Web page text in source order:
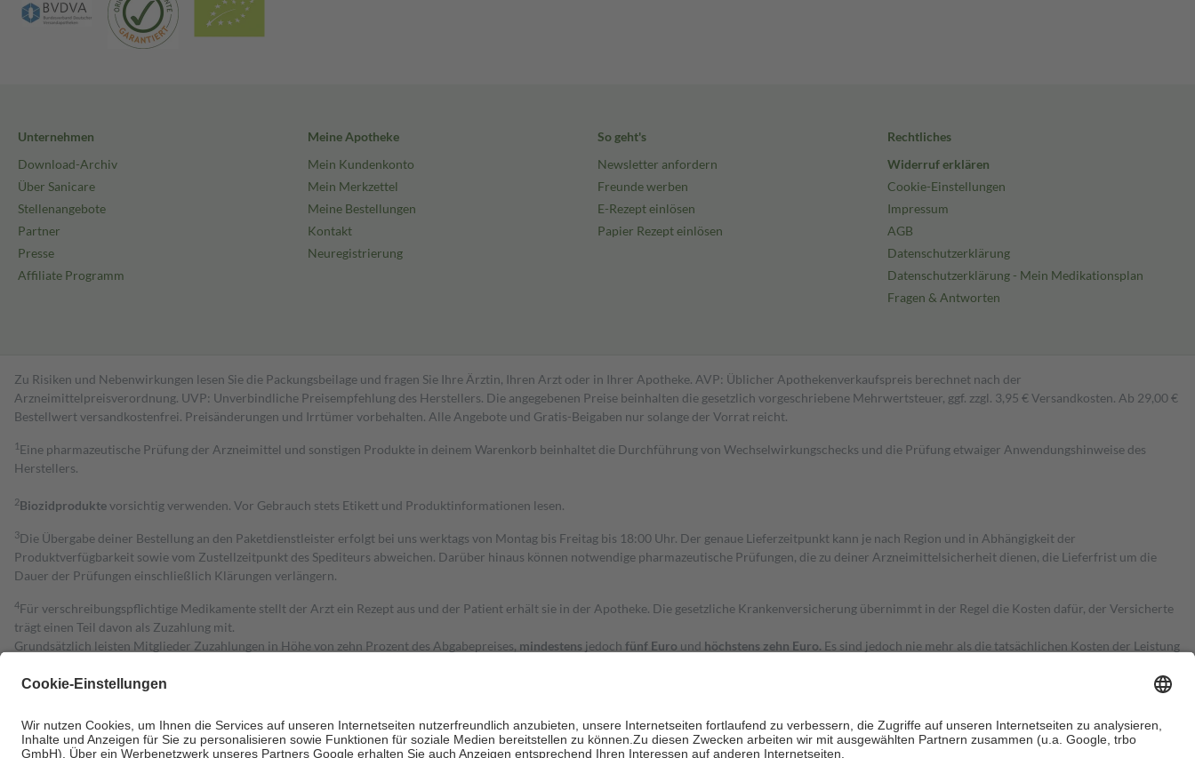
Unternehmen
Download-Archiv
Über Sanicare
Stellenangebote
Partner
Presse
Affiliate Programm
Meine Apotheke
Mein Kundenkonto
Mein Merkzettel
Meine Bestellungen
Kontakt
Neuregistrierung
So geht's
Newsletter anfordern
Freunde werben
E-Rezept einlösen
Papier Rezept einlösen
Rechtliches
Widerruf erklären
Cookie-Einstellungen
Impressum
AGB
Datenschutzerklärung
Datenschutzerklärung - Mein Medikationsplan
Fragen & Antworten
Zu Risiken und Nebenwirkungen lesen Sie die Packungsbeilage und fragen Sie Ihre Ärztin, Ihren Arzt oder in Ihrer Apotheke. AVP: Üblicher Apothekenverkaufspreis berechnet nach der
Arzneimittelpreisverordnung. UVP: Unverbindliche Preisempfehlung des Herstellers. Die angegebenen Preise beinhalten die gesetzlich vorgeschriebene Mehrwertsteuer, ggf. zzgl. 3,95 € Versandkosten. Ab 29,00 €
Bestell­wert versand­kosten­frei. Preisänderungen und Irrtümer vorbehalten. Alle Angebote und Gratis-Beigaben nur solange der Vorrat reicht.
1 Eine pharmazeutische Prüfung der Arzneimittel und sonstigen Produkte in deinem Warenkorb beinhaltet die Durchführung von Wechselwirkungschecks und die Prüfung etwaiger Anwendungshinweise des
Herstellers.
2Biozidproduktevorsichtig verwenden. Vor Gebrauch stets Etikett und Produktinformationen lesen.
3Die Übergabe deiner Bestellung an den Paketdienstleister erfolgt bei uns werktags von Montag bis Freitag bis 18:00 Uhr. Der genaue Lieferzeitpunkt kann je nach Region und in Abhängigkeit der
Produktverfügbarkeit sowie vom Zustellzeitpunkt des Spediteurs abweichen. Darüber hinaus können notwendige pharmazeutische Prüfungen, die zu deiner Arzneimittelsicherheit dienen, die Lieferfrist um die
Dauer der Prüfungen einschließlich Klärungen verlängern.
4Für verschreibungspflichtige Medikamente stellt der Arzt ein Rezept aus und der Patient erhält sie in der Apotheke. Die gesetzliche Krankenversicherung übernimmt in der Regel die Kosten dafür, der Versicherte
trägt einen Teil davon als Zuzahlung mit.
Grundsätzlich leisten Mitglieder Zuzahlungen in Höhe von zehn Prozent des Abgabepreises, mindestens jedoch fünf Euro und höchstens zehn Euro. Es sind jedoch nie mehr als die tatsächlichen Kosten der Leistung
Diese Regeln gelten grundsätzlich auch für Online-Apotheken.
Um das Engagement der Versicherten für ihre eigene Gesundheit zu stärken und die besondere Stellung der Familie zu unterstützen, fallenkeine Zuzahlungen an bei:
• Kindern und Jugendlichen bis zum vollendeten 18. Lebensjahr mit Ausnahme der Fahrkosten